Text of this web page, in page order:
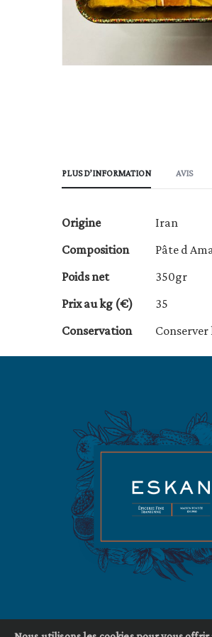
images
gallery
PLUS D’INFORMATION
Plus
Origine
Iran
Composition
Pâte d
Poids net
350gr
Prix au kg (€)
35
Conservation
AVIS